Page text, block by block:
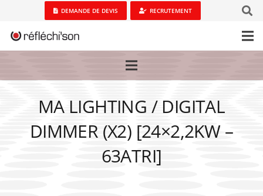
DEMANDE DE DEVIS RECRUTEMENT
MA LIGHTING / DIGITAL
DIMMER (X2) [24×2,2KW –
63ATRI]